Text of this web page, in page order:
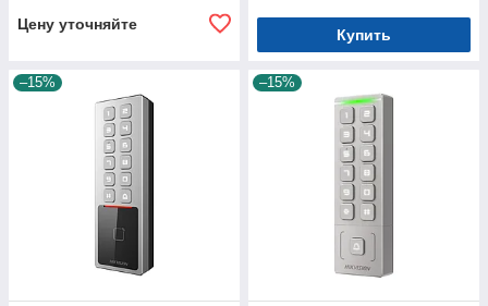
Цену уточняйте
Купить
–15% –15%